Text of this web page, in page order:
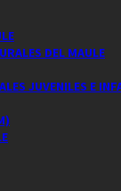
DEL MAULE
JUVENILES E